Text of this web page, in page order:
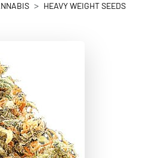
HEAVY WEIGHT SEEDS